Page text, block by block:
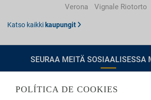
Verona Vignale Riotorto
Katso kaikki kaupungit
SEURAA MEITÄ SOSIAALISESSA
POLÍTICA DE COOKIES